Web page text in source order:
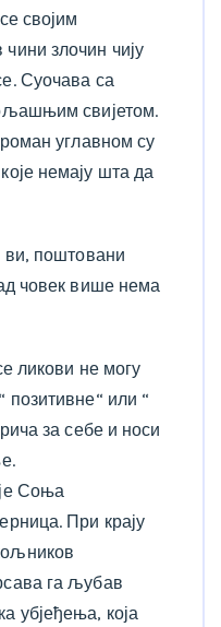
својим
злочин чију
Суочава са
свијетом.
углавном су
немају шта да
ви, поштовани
човек више нема
ликови не могу
позитивне“ или “
за себе и носи
Соња
При крају
га љубав
убјеђења, која